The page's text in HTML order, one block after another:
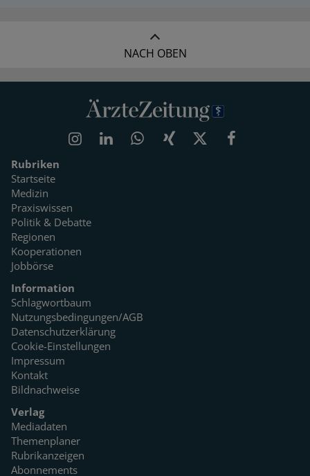
NACH OBEN
Rubriken
Startseite
Medizin
Praxiswissen
Politik & Debatte
Regionen
Kooperationen
Jobbörse
Information
Schlagwortbaum
Nutzungsbedingungen/AGB
Datenschutzerklärung
Cookie-Einstellungen
Impressum
Kontakt
Bildnachweise
Verlag
Mediadaten
Themenplaner
Rubrikanzeigen
Abonnements